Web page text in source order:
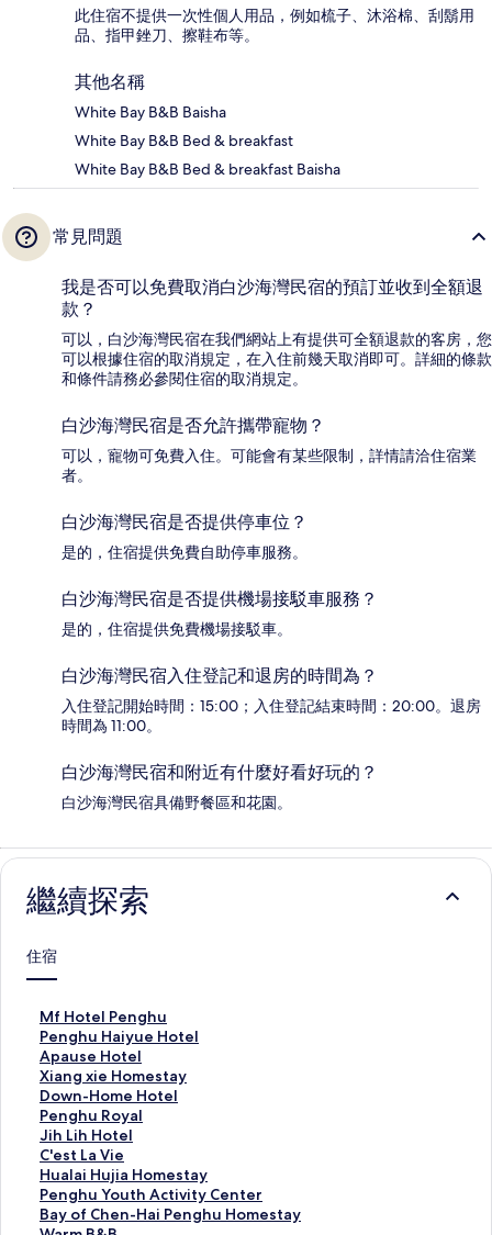
此住宿不提供一次性個人用品，例如梳子、沐浴棉、刮鬍用
品、指甲銼刀、擦鞋布等。
其他名稱
White Bay B&B Baisha
White Bay B&B Bed & breakfast
White Bay B&B Bed & breakfast Baisha
常見問題
我是否可以免費取消白沙海灣民宿的預訂並收到全額退
款？
可以，白沙海灣民宿在我們網站上有提供可全額退款的客房，您
可以根據住宿的取消規定，在入住前幾天取消即可。詳細的條款
和條件請務必參閱住宿的取消規定。
白沙海灣民宿是否允許攜帶寵物？
可以，寵物可免費入住。可能會有某些限制，詳情請洽住宿業
者。
白沙海灣民宿是否提供停車位？
是的，住宿提供免費自助停車服務。
白沙海灣民宿是否提供機場接駁車服務？
是的，住宿提供免費機場接駁車。
白沙海灣民宿入住登記和退房的時間為？
入住登記開始時間：15:00；入住登記結束時間：20:00。退房
時間為 11:00。
白沙海灣民宿和附近有什麼好看好玩的？
白沙海灣民宿具備野餐區和花園。
繼續探索
住宿
Mf Hotel Penghu
M
f
H
o
t
e
l
P
e
n
g
Penghu Haiyue Hotel
P
e
n
g
h
u
H
a
i
y
Apause Hotel
A
p
a
u
s
e
H
o
t
Xiang xie Homestay
X
i
a
n
g
x
i
e
Down-Home Hotel
D
o
w
n
-
H
o
Penghu Royal
P
e
n
g
h
u
Jih Lih Hotel
J
i
h
L
i
C'est La Vie
C
'
e
s
Hualai Hujia Homestay
H
u
a
Penghu Youth Activity Center
P
e
Bay of Chen-Hai Penghu Homestay
B